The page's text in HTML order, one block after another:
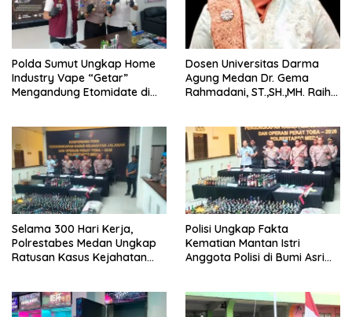
‎Polda Sumut Ungkap Home
Industry Vape “Getar”
Mengandung Etomidate di
Dosen Universitas Darma
Agung Medan Dr. Gema
Rahmadani, ST.,SH.,MH. Raih
Selama 300 Hari Kerja,
Polrestabes Medan Ungkap
Ratusan Kasus Kejahatan
Polisi Ungkap Fakta
Kematian Mantan Istri
Anggota Polisi di Bumi Asri